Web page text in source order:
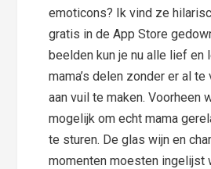
emoticons? Ik vind ze
gratis in de App Store
beelden kun je nu alle lief en
mama’s delen zonder er al
aan vuil te maken. Voorheen
mogelijk om echt mama
te sturen. De glas wijn en
momenten moesten ingelijst